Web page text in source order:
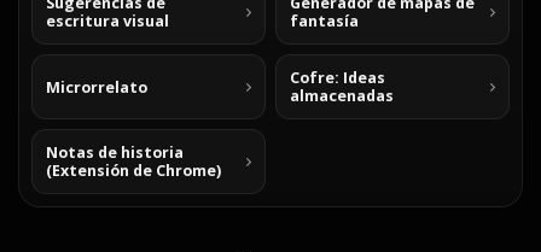
escritura visual
fantasía
Microrrelato
Cofre: Ideas
almacenadas
Notas de historia
(Extensión de Chrome)